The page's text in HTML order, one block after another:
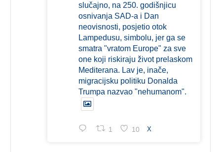
slučajno, na 250. godišnjicu
osnivanja SAD-a i Dan
neovisnosti, posjetio otok
Lampedusu, simbolu, jer ga se
smatra "vratom Europe" za sve
one koji riskiraju život prelaskom
Mediterana. Lav je, inače,
migracijsku politiku Donalda
Trumpa nazvao "nehumanom".
1 10 X